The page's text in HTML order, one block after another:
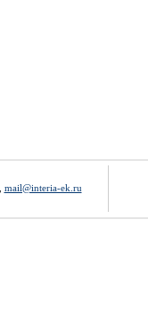
mail@interia-ek.ru